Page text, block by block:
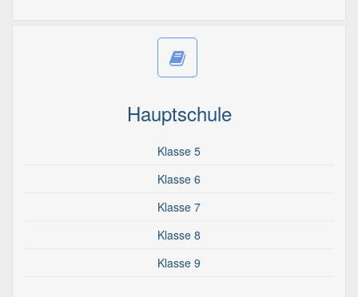
Hauptschule
Klasse 5
Klasse 6
Klasse 7
Klasse 8
Klasse 9